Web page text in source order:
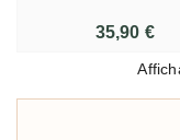
35,90 €